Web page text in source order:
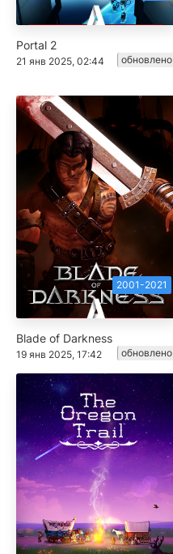
Portal 2
21 янв 2025, 02:44 обновлено
2001-2021
Blade of Darkness
19 янв 2025, 17:42 обновлено